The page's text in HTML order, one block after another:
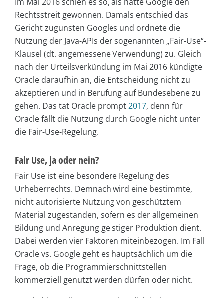
Rechtsstreit gewonnen. Damals entschied das
Gericht zugunsten Googles und ordnete die
Nutzung der Java-APIs der sogenannten „Fair-Use“-
Klausel (dt. angemessene Verwendung) zu. Gleich
nach der Urteilsverkündung im Mai 2016 kündigte
Oracle daraufhin an, die Entscheidung nicht zu
akzeptieren und in Berufung auf Bundesebene zu
gehen. Das tat Oracle prompt2017, denn für
Oracle fällt die Nutzung durch Google nicht unter
die Fair-Use-Regelung.
Fair Use, ja oder nein?
Fair Use ist eine besondere Regelung des
Urheberrechts. Demnach wird eine bestimmte,
nicht autorisierte Nutzung von geschütztem
Material zugestanden, sofern es der allgemeinen
Bildung und Anregung geistiger Produktion dient.
Dabei werden vier Faktoren miteinbezogen. Im Fall
Oracle vs. Google geht es hauptsächlich um die
Frage, ob die Programmierschnittstellen
kommerziell genutzt werden dürfen oder nicht.